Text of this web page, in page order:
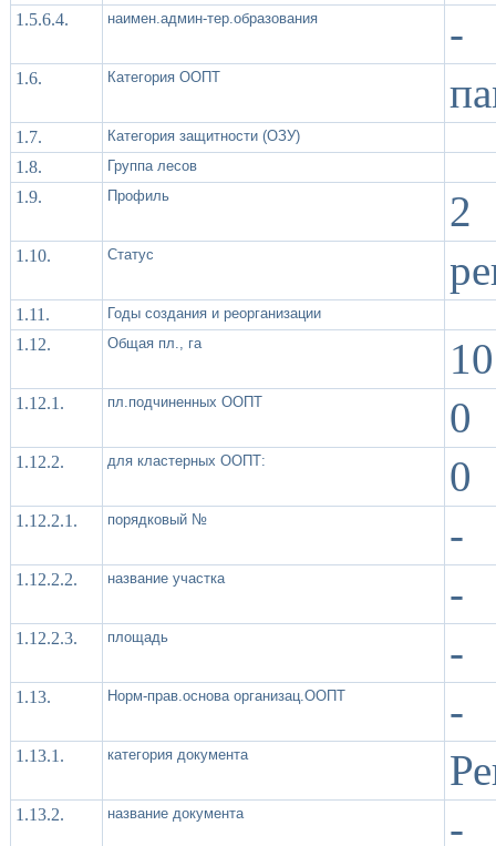
1.5.6.4. наимен.админ-тер.образования -
1.6. Категория ООПТ
1.7. Категория защитности (ОЗУ)
1.8. Группа лесов
1.9. Профиль 2
1.10. Статус
1.11. Годы создания и реорганизации
1.12. Общая пл., га 10
1.12.1. пл.подчиненных ООПТ 0
1.12.2. для кластерных ООПТ: 0
1.12.2.1. порядковый № -
1.12.2.2. название участка -
1.12.2.3. площадь -
1.13. Норм-прав.основа организац.ООПТ -
1.13.1. категория документа
1.13.2. название документа -